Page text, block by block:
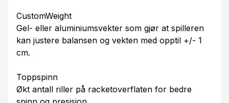
CustomWeight
Gel- eller aluminiumsvekter som gjør at spilleren
kan justere balansen og vekten med opptil +/- 1
cm.
Toppspinn
Økt antall riller på racketoverflaten for bedre